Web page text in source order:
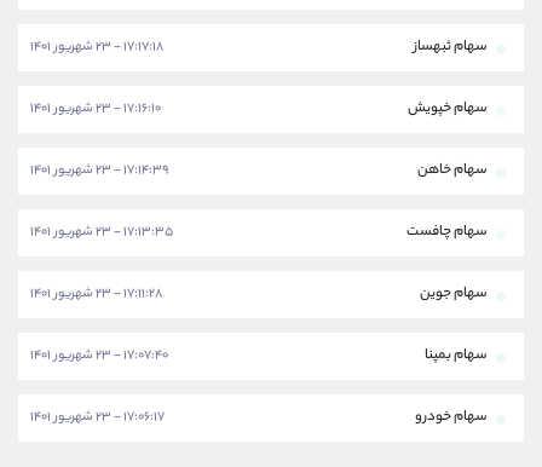
سهام ثبهساز ۱۷:۱۷:۱۸ - ۲۳ شهریور ۱۴۰۱
سهام خپویش ۱۷:۱۶:۱۰ - ۲۳ شهریور ۱۴۰۱
سهام خاهن ۱۷:۱۴:۳۹ - ۲۳ شهریور ۱۴۰۱
سهام چافست ۱۷:۱۳:۳۵ - ۲۳ شهریور ۱۴۰۱
سهام جوین ۱۷:۱۱:۲۸ - ۲۳ شهریور ۱۴۰۱
سهام بمپنا ۱۷:۰۷:۴۰ - ۲۳ شهریور ۱۴۰۱
سهام خودرو ۱۷:۰۶:۱۷ - ۲۳ شهریور ۱۴۰۱